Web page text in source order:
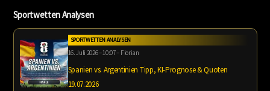
Sportwetten Analysen
SPORTWETTEN ANALYSEN
16. Juli 2026 – 10:07 – Florian
Spanien vs. Argentinien Tipp, KI-Prognose & Quoten
19.07.2026